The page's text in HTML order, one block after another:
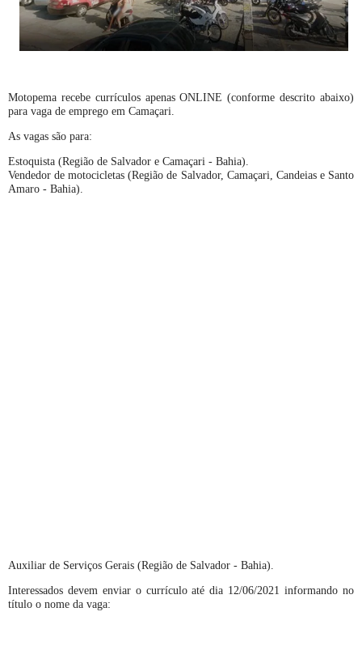
Motopema recebe currículos apenas ONLINE (conforme descrito abaixo)
para vaga de emprego em Camaçari.
As vagas são para:
Estoquista (Região de Salvador e Camaçari - Bahia).
Vendedor de motocicletas (Região de Salvador, Camaçari, Candeias e Santo
Amaro - Bahia).
Auxiliar de Serviços Gerais (Região de Salvador - Bahia).
Interessados devem enviar o currículo até dia 12/06/2021 informando no
título o nome da vaga: